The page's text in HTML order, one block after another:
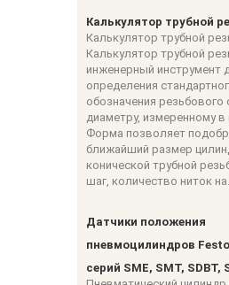
Калькулятор трубной
Калькулятор трубной
Калькулятор трубной
инженерный инструмент
определения
обозначения резьбового
диаметру, измеренному
Форма позволяет
ближайший размер
конической трубной
шаг, количество ниток
Датчики положения
пневмоцилиндров
серий SME, SMT, SDBT,